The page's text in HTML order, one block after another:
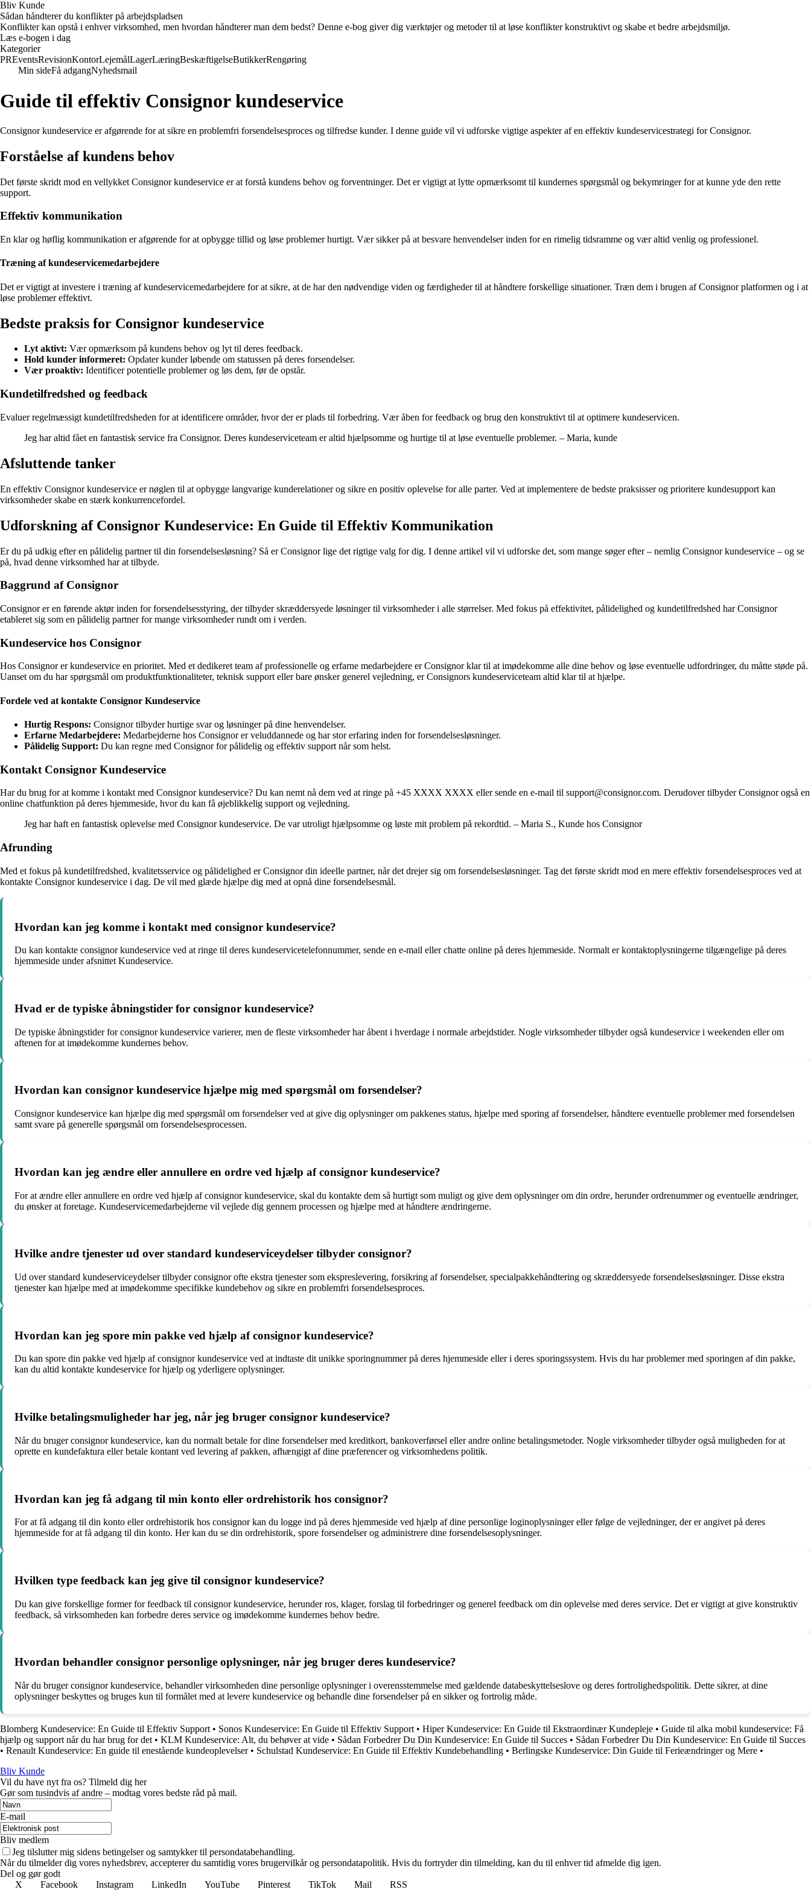
Bliv Kunde
Sådan håndterer du konflikter på arbejdspladsen
Konflikter kan opstå i enhver virksomhed, men hvordan håndterer man dem bedst? Denne e-bog giver dig værktøjer og metoder til at løse konflikter konstruktivt og skabe et bedre arbejdsmiljø.
Læs e-bogen i dag
Kategorier
PREventsRevisionKontorLejemålLagerLæringBeskæftigelseButikkerRengøring
Min sideFå adgangNyhedsmail
Guide til effektiv Consignor kundeservice
Consignor kundeservice er afgørende for at sikre en problemfri forsendelsesproces og tilfredse kunder. I denne guide vil vi udforske vigtige aspekter af en effektiv kundeservicestrategi for Consignor.
Forståelse af kundens behov
Det første skridt mod en vellykket Consignor kundeservice er at forstå kundens behov og forventninger. Det er vigtigt at lytte opmærksomt til kundernes spørgsmål og bekymringer for at kunne yde den rette
support.
Effektiv kommunikation
En klar og høflig kommunikation er afgørende for at opbygge tillid og løse problemer hurtigt. Vær sikker på at besvare henvendelser inden for en rimelig tidsramme og vær altid venlig og professionel.
Træning af kundeservicemedarbejdere
Det er vigtigt at investere i træning af kundeservicemedarbejdere for at sikre, at de har den nødvendige viden og færdigheder til at håndtere forskellige situationer. Træn dem i brugen af Consignor platformen og i at
løse problemer effektivt.
Bedste praksis for Consignor kundeservice
Lyt aktivt: Vær opmærksom på kundens behov og lyt til deres feedback.
Hold kunder informeret: Opdater kunder løbende om statussen på deres forsendelser.
Vær proaktiv: Identificer potentielle problemer og løs dem, før de opstår.
Kundetilfredshed og feedback
Evaluer regelmæssigt kundetilfredsheden for at identificere områder, hvor der er plads til forbedring. Vær åben for feedback og brug den konstruktivt til at optimere kundeservicen.
Jeg har altid fået en fantastisk service fra Consignor. Deres kundeserviceteam er altid hjælpsomme og hurtige til at løse eventuelle problemer. – Maria, kunde
Afsluttende tanker
En effektiv Consignor kundeservice er nøglen til at opbygge langvarige kunderelationer og sikre en positiv oplevelse for alle parter. Ved at implementere de bedste praksisser og prioritere kundesupport kan
virksomheder skabe en stærk konkurrencefordel.
Udforskning af Consignor Kundeservice: En Guide til Effektiv Kommunikation
Er du på udkig efter en pålidelig partner til din forsendelsesløsning? Så er Consignor lige det rigtige valg for dig. I denne artikel vil vi udforske det, som mange søger efter – nemlig Consignor kundeservice – og se
på, hvad denne virksomhed har at tilbyde.
Baggrund af Consignor
Consignor er en førende aktør inden for forsendelsesstyring, der tilbyder skræddersyede løsninger til virksomheder i alle størrelser. Med fokus på effektivitet, pålidelighed og kundetilfredshed har Consignor
etableret sig som en pålidelig partner for mange virksomheder rundt om i verden.
Kundeservice hos Consignor
Hos Consignor er kundeservice en prioritet. Med et dedikeret team af professionelle og erfarne medarbejdere er Consignor klar til at imødekomme alle dine behov og løse eventuelle udfordringer, du måtte støde på.
Uanset om du har spørgsmål om produktfunktionaliteter, teknisk support eller bare ønsker generel vejledning, er Consignors kundeserviceteam altid klar til at hjælpe.
Fordele ved at kontakte Consignor Kundeservice
Hurtig Respons: Consignor tilbyder hurtige svar og løsninger på dine henvendelser.
Erfarne Medarbejdere: Medarbejderne hos Consignor er veluddannede og har stor erfaring inden for forsendelsesløsninger.
Pålidelig Support: Du kan regne med Consignor for pålidelig og effektiv support når som helst.
Kontakt Consignor Kundeservice
Har du brug for at komme i kontakt med Consignor kundeservice? Du kan nemt nå dem ved at ringe på +45 XXXX XXXX eller sende en e-mail til support@consignor.com. Derudover tilbyder Consignor også en
online chatfunktion på deres hjemmeside, hvor du kan få øjeblikkelig support og vejledning.
Jeg har haft en fantastisk oplevelse med Consignor kundeservice. De var utroligt hjælpsomme og løste mit problem på rekordtid. – Maria S., Kunde hos Consignor
Afrunding
Med et fokus på kundetilfredshed, kvalitetsservice og pålidelighed er Consignor din ideelle partner, når det drejer sig om forsendelsesløsninger. Tag det første skridt mod en mere effektiv forsendelsesproces ved at
kontakte Consignor kundeservice i dag. De vil med glæde hjælpe dig med at opnå dine forsendelsesmål.
Hvordan kan jeg komme i kontakt med consignor kundeservice?
Du kan kontakte consignor kundeservice ved at ringe til deres kundeservicetelefonnummer, sende en e-mail eller chatte online på deres hjemmeside. Normalt er kontaktoplysningerne tilgængelige på deres
hjemmeside under afsnittet Kundeservice.
Hvad er de typiske åbningstider for consignor kundeservice?
De typiske åbningstider for consignor kundeservice varierer, men de fleste virksomheder har åbent i hverdage i normale arbejdstider. Nogle virksomheder tilbyder også kundeservice i weekenden eller om
aftenen for at imødekomme kundernes behov.
Hvordan kan consignor kundeservice hjælpe mig med spørgsmål om forsendelser?
Consignor kundeservice kan hjælpe dig med spørgsmål om forsendelser ved at give dig oplysninger om pakkenes status, hjælpe med sporing af forsendelser, håndtere eventuelle problemer med forsendelsen
samt svare på generelle spørgsmål om forsendelsesprocessen.
Hvordan kan jeg ændre eller annullere en ordre ved hjælp af consignor kundeservice?
For at ændre eller annullere en ordre ved hjælp af consignor kundeservice, skal du kontakte dem så hurtigt som muligt og give dem oplysninger om din ordre, herunder ordrenummer og eventuelle ændringer,
du ønsker at foretage. Kundeservicemedarbejderne vil vejlede dig gennem processen og hjælpe med at håndtere ændringerne.
Hvilke andre tjenester ud over standard kundeserviceydelser tilbyder consignor?
Ud over standard kundeserviceydelser tilbyder consignor ofte ekstra tjenester som ekspreslevering, forsikring af forsendelser, specialpakkehåndtering og skræddersyede forsendelsesløsninger. Disse ekstra
tjenester kan hjælpe med at imødekomme specifikke kundebehov og sikre en problemfri forsendelsesproces.
Hvordan kan jeg spore min pakke ved hjælp af consignor kundeservice?
Du kan spore din pakke ved hjælp af consignor kundeservice ved at indtaste dit unikke sporingnummer på deres hjemmeside eller i deres sporingssystem. Hvis du har problemer med sporingen af din pakke,
kan du altid kontakte kundeservice for hjælp og yderligere oplysninger.
Hvilke betalingsmuligheder har jeg, når jeg bruger consignor kundeservice?
Når du bruger consignor kundeservice, kan du normalt betale for dine forsendelser med kreditkort, bankoverførsel eller andre online betalingsmetoder. Nogle virksomheder tilbyder også muligheden for at
oprette en kundefaktura eller betale kontant ved levering af pakken, afhængigt af dine præferencer og virksomhedens politik.
Hvordan kan jeg få adgang til min konto eller ordrehistorik hos consignor?
For at få adgang til din konto eller ordrehistorik hos consignor kan du logge ind på deres hjemmeside ved hjælp af dine personlige loginoplysninger eller følge de vejledninger, der er angivet på deres
hjemmeside for at få adgang til din konto. Her kan du se din ordrehistorik, spore forsendelser og administrere dine forsendelsesoplysninger.
Hvilken type feedback kan jeg give til consignor kundeservice?
Du kan give forskellige former for feedback til consignor kundeservice, herunder ros, klager, forslag til forbedringer og generel feedback om din oplevelse med deres service. Det er vigtigt at give konstruktiv
feedback, så virksomheden kan forbedre deres service og imødekomme kundernes behov bedre.
Hvordan behandler consignor personlige oplysninger, når jeg bruger deres kundeservice?
Når du bruger consignor kundeservice, behandler virksomheden dine personlige oplysninger i overensstemmelse med gældende databeskyttelseslove og deres fortrolighedspolitik. Dette sikrer, at dine
oplysninger beskyttes og bruges kun til formålet med at levere kundeservice og behandle dine forsendelser på en sikker og fortrolig måde.
Blomberg Kundeservice: En Guide til Effektiv Support • Sonos Kundeservice: En Guide til Effektiv Support • Hiper Kundeservice: En Guide til Ekstraordinær Kundepleje • Guide til alka mobil kundeservice: Få
hjælp og support når du har brug for det • KLM Kundeservice: Alt, du behøver at vide • Sådan Forbedrer Du Din Kundeservice: En Guide til Succes • Sådan Forbedrer Du Din Kundeservice: En Guide til Succes
• Renault Kundeservice: En guide til enestående kundeoplevelser• Schulstad Kundeservice: En Guide til Effektiv Kundebehandling • Berlingske Kundeservice: Din Guide til Ferieændringer og Mere •
Bliv Kunde
Vil du have nyt fra os? Tilmeld dig her
Gør som tusindvis af andre – modtag vores bedste råd på mail.
E-mail
Bliv medlem
Jeg tilslutter mig sidens betingelser og samtykker til persondatabehandling.
Når du tilmelder dig vores nyhedsbrev, accepterer du samtidig vores brugervilkår og persondatapolitik. Hvis du fortryder din tilmelding, kan du til enhver tid afmelde dig igen.
Del og gør godt
X
Facebook Instagram LinkedIn YouTube Pinterest TikTok Mail
RSS